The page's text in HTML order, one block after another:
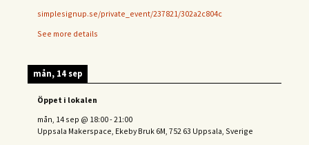
simplesignup.se/private_event/237821/302a2c804c
See more details
mån, 14 sep
Öppet i lokalen
mån, 14 sep @ 18:00-21:00
Uppsala Makerspace, Ekeby Bruk 6M, 752 63 Uppsala, Sverige